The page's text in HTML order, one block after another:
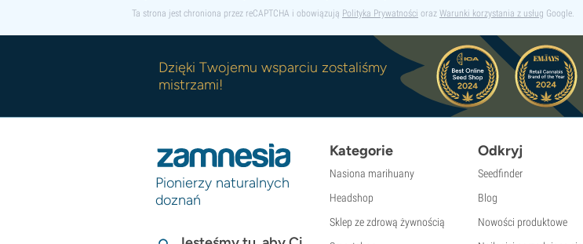
Ta strona jest chroniona przez reCAPTCHA i obowiązują Polityka Prywatności oraz Warunki korzystania z usług Google.
Dzięki Twojemu wsparciu zostaliśmy
mistrzami!
Pionierzy naturalnych
doznań
Kategorie
Nasiona marihuany
Headshop
Sklep ze zdrową żywnością
Odkryj
Seedfinder
Blog
Nowości produktowe